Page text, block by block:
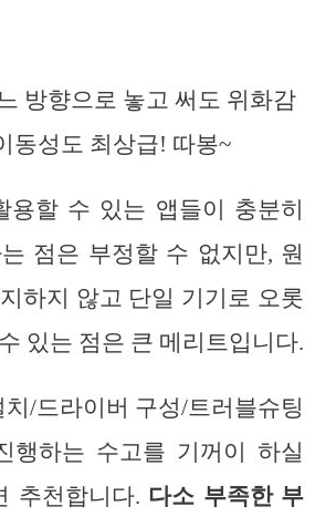
방향으로 놓고 써도 위화감
동성도 최상급! 따봉~
용할 수 있는 앱들이 충분히
점은 부정할 수 없지만, 원
하지 않고 단일 기기로 오롯
있는 점은 큰 메리트입니다.
/드라이버 구성/트러블슈팅
행하는 수고를 기꺼이 하실
추천합니다. 다소 부족한 부